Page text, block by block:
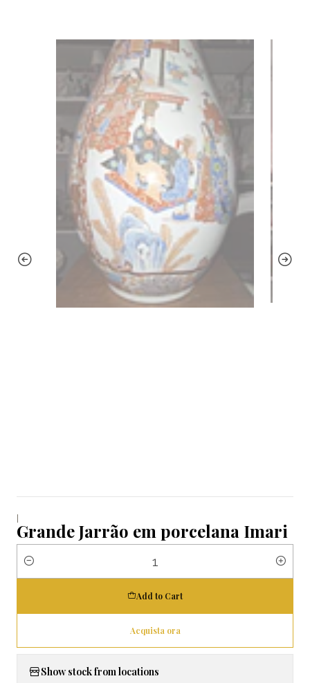
|
Grande Jarrão em porcelana Imari
Quantity
Add to Cart
Acquista ora
Show stock from locations